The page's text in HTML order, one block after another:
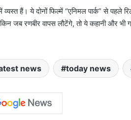
हैं। ये दोनों फिल्में “एनिमल पार्क” से पहले
जब रणबीर वापस लौटेंगे, तो ये कहानी और
news today news